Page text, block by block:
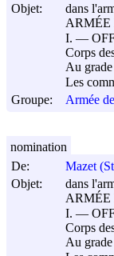
Objet:
dans
ARMÉE
I. ―
Corps
Au grade
Les
Groupe:
Armée
De:
Mazet
Objet:
dans
ARMÉE
I. ―
Corps
Au grade
nomination